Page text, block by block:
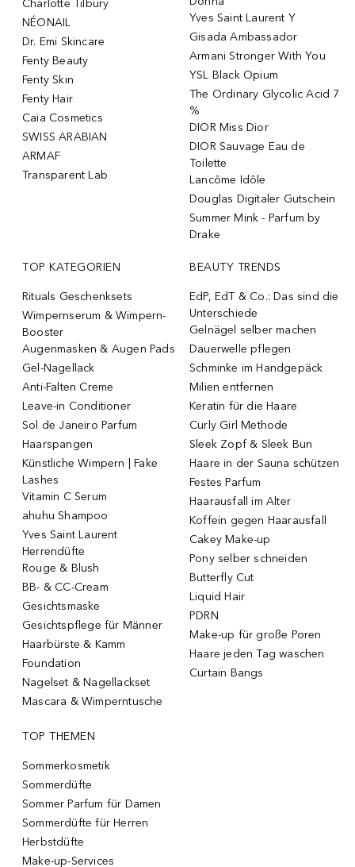
Charlotte Tilbury
NÉONAIL
Dr. Emi Skincare
Fenty Beauty
Fenty Skin
Fenty Hair
Caia Cosmetics
SWISS ARABIAN
ARMAF
Transparent Lab
Yves Saint Laurent Y
Gisada Ambassador
Armani Stronger With You
YSL Black Opium
The Ordinary Glycolic Acid 7
%
DIOR Miss Dior
DIOR Sauvage Eau de
Toilette
Lancôme Idôle
Douglas Digitaler Gutschein
Summer Mink - Parfum by
Drake
TOP KATEGORIEN
Rituals Geschenksets
Wimpernserum & Wimpern-
Booster
Augenmasken & Augen Pads
Gel-Nagellack
Anti-Falten Creme
Leave-in Conditioner
Sol de Janeiro Parfum
Haarspangen
Künstliche Wimpern | Fake
Lashes
Vitamin C Serum
ahuhu Shampoo
Yves Saint Laurent
Herrendüfte
Rouge & Blush
BB- & CC-Cream
Gesichtsmaske
Gesichtspflege für Männer
Haarbürste & Kamm
Foundation
Nagelset & Nagellackset
Mascara & Wimperntusche
BEAUTY TRENDS
EdP, EdT & Co.: Das sind die
Unterschiede
Gelnägel selber machen
Dauerwelle pflegen
Schminke im Handgepäck
Milien entfernen
Keratin für die Haare
Curly Girl Methode
Sleek Zopf & Sleek Bun
Haare in der Sauna schützen
Festes Parfum
Haarausfall im Alter
Koffein gegen Haarausfall
Cakey Make-up
Pony selber schneiden
Butterfly Cut
Liquid Hair
PDRN
Make-up für große Poren
Haare jeden Tag waschen
Curtain Bangs
TOP THEMEN
Sommerkosmetik
Sommerdüfte
Sommer Parfum für Damen
Sommerdüfte für Herren
Herbstdüfte
Make-up-Services